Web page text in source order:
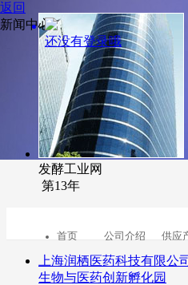
返回
新闻中心
发酵工业网
第13年
首页 公司介绍 供应
上海润栖医药科技有限公
生物与医药创新孵化园
还没有登录哦